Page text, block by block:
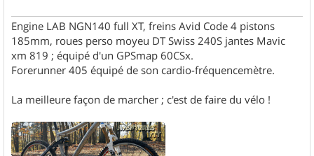
Engine LAB NGN140 full XT, freins Avid Code 4 pistons
185mm, roues perso moyeu DT Swiss 240S jantes Mavic
xm 819 ; équipé d'un GPSmap 60CSx.
Forerunner 405 équipé de son cardio-fréquencemètre.
La meilleure façon de marcher ; c'est de faire du vélo !